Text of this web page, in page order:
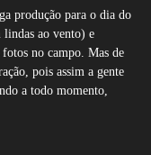
produção para o dia do
lindas ao vento) e
no campo. Mas de
pois assim a gente
a todo momento,